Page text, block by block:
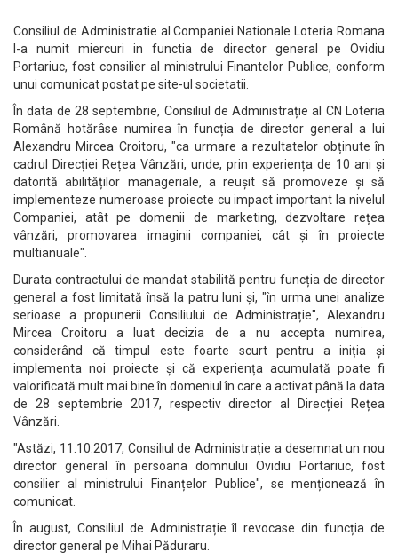
Consiliul de Administratie al Companiei Nationale Loteria Romana
l-a numit miercuri in functia de director general pe Ovidiu
Portariuc, fost consilier al ministrului Finantelor Publice, conform
unui comunicat postat pe site-ul societatii.
În data de 28 septembrie, Consiliul de Administrație al CN Loteria
Română hotărâse numirea în funcția de director general a lui
Alexandru Mircea Croitoru, "ca urmare a rezultatelor obținute în
cadrul Direcției Rețea Vânzări, unde, prin experiența de 10 ani și
datorită abilităților manageriale, a reușit să promoveze și să
implementeze numeroase proiecte cu impact important la nivelul
Companiei, atât pe domenii de marketing, dezvoltare rețea
vânzări, promovarea imaginii companiei, cât și în proiecte
multianuale".
Durata contractului de mandat stabilită pentru funcția de director
general a fost limitată însă la patru luni și, "în urma unei analize
serioase a propunerii Consiliului de Administrație", Alexandru
Mircea Croitoru a luat decizia de a nu accepta numirea,
considerând că timpul este foarte scurt pentru a iniția și
implementa noi proiecte și că experiența acumulată poate fi
valorificată mult mai bine în domeniul în care a activat până la data
de 28 septembrie 2017, respectiv director al Direcției Rețea
Vânzări.
"Astăzi, 11.10.2017, Consiliul de Administrație a desemnat un nou
director general în persoana domnului Ovidiu Portariuc, fost
consilier al ministrului Finanțelor Publice", se menționează în
comunicat.
În august, Consiliul de Administrație îl revocase din funcția de
director general pe Mihai Păduraru.